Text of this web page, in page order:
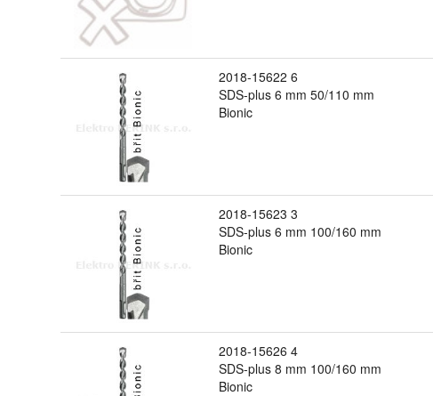
2018-15622 6
SDS-plus 6 mm 50/110 mm
Bionic
2018-15623 3
SDS-plus 6 mm 100/160 mm
Bionic
2018-15626 4
SDS-plus 8 mm 100/160 mm
Bionic